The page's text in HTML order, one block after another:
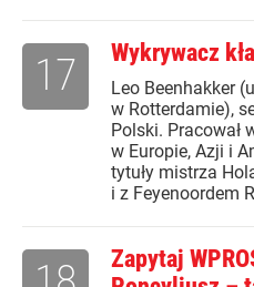
Wykrywacz
Leo Beenhakker
w Rotterdamie),
Polski. Pracował
w Europie, Azji i
tytuły mistrza
i z Feyenoordem
17
Zapytaj